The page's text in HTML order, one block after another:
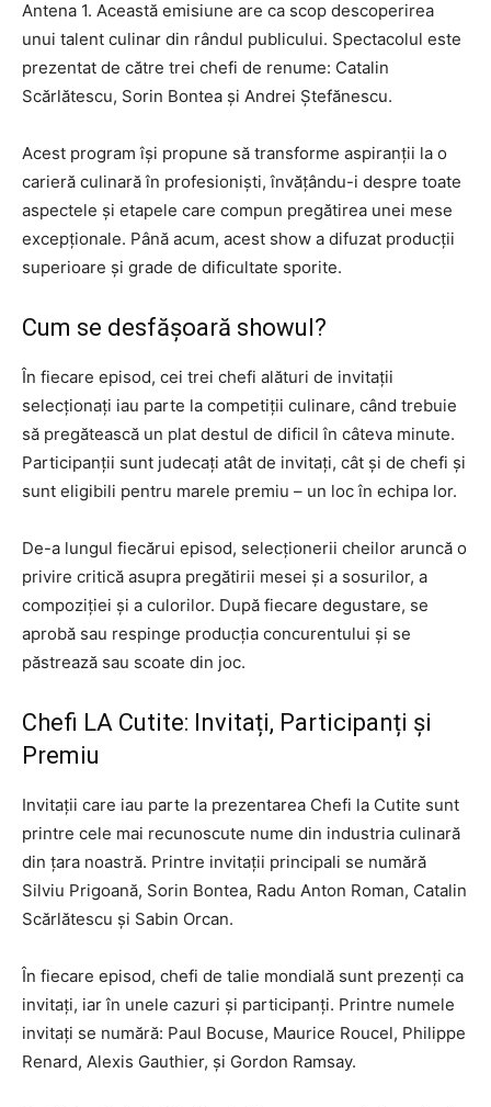
Antena 1. Această emisiune are ca scop descoperirea
unui talent culinar din rândul publicului. Spectacolul este
prezentat de către trei chefi de renume: Catalin
Scărlătescu, Sorin Bontea și Andrei Ștefănescu.
Acest program își propune să transforme aspiranții la o
carieră culinară în profesioniști, învățându-i despre toate
aspectele și etapele care compun pregătirea unei mese
excepționale. Până acum, acest show a difuzat producții
superioare și grade de dificultate sporite.
Cum se desfășoară showul?
În fiecare episod, cei trei chefi alături de invitații
selecționați iau parte la competiții culinare, când trebuie
să pregătească un plat destul de dificil în câteva minute.
Participanții sunt judecați atât de invitați, cât și de chefi și
sunt eligibili pentru marele premiu – un loc în echipa lor.
De-a lungul fiecărui episod, selecționerii cheilor aruncă o
privire critică asupra pregătirii mesei și a sosurilor, a
compoziției și a culorilor. După fiecare degustare, se
aprobă sau respinge producția concurentului și se
păstrează sau scoate din joc.
Chefi LA Cutite: Invitați, Participanți și
Premiu
Invitații care iau parte la prezentarea Chefi la Cutite sunt
printre cele mai recunoscute nume din industria culinară
din țara noastră. Printre invitații principali se numără
Silviu Prigoană, Sorin Bontea, Radu Anton Roman, Catalin
Scărlătescu și Sabin Orcan.
În fiecare episod, chefi de talie mondială sunt prezenți ca
invitați, iar în unele cazuri și participanți. Printre numele
invitați se numără: Paul Bocuse, Maurice Roucel, Philippe
Renard, Alexis Gauthier, și Gordon Ramsay.